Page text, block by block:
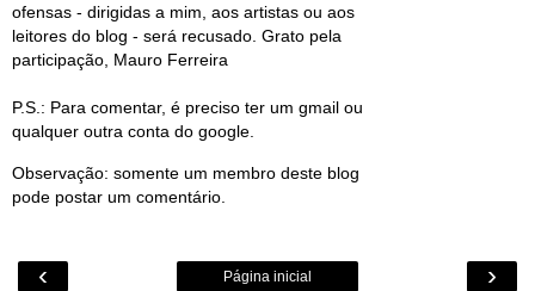
ofensas - dirigidas a mim, aos artistas ou aos
leitores do blog - será recusado. Grato pela
participação, Mauro Ferreira
P.S.: Para comentar, é preciso ter um gmail ou
qualquer outra conta do google.
Observação: somente um membro deste blog
pode postar um comentário.
‹ ›
Página inicial